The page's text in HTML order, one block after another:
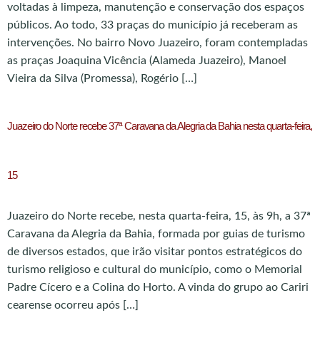
voltadas à limpeza, manutenção e conservação dos espaços
públicos. Ao todo, 33 praças do município já receberam as
intervenções. No bairro Novo Juazeiro, foram contempladas
as praças Joaquina Vicência (Alameda Juazeiro), Manoel
Vieira da Silva (Promessa), Rogério […]
Juazeiro do Norte recebe 37ª Caravana da Alegria da Bahia nesta quarta-feira,
15
Juazeiro do Norte recebe, nesta quarta-feira, 15, às 9h, a 37ª
Caravana da Alegria da Bahia, formada por guias de turismo
de diversos estados, que irão visitar pontos estratégicos do
turismo religioso e cultural do município, como o Memorial
Padre Cícero e a Colina do Horto. A vinda do grupo ao Cariri
cearense ocorreu após […]